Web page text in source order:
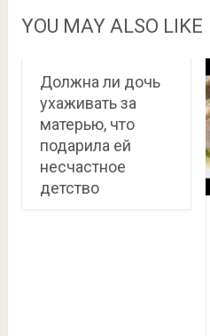
YOU MAY ALSO LIKE
Должна ли дочь
ухаживать за
матерью, что
подарила ей
несчастное
детство